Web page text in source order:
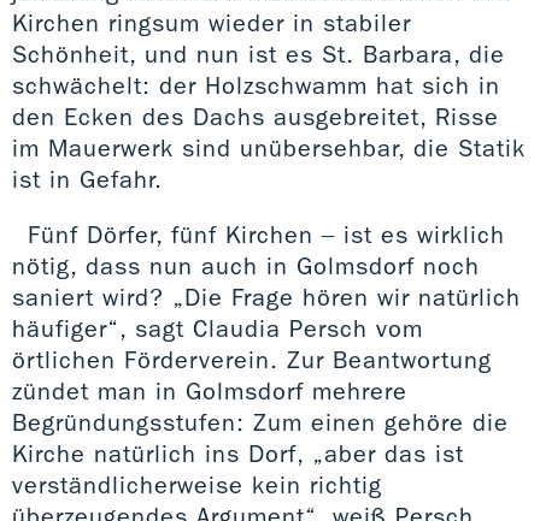
Kirchen ringsum wieder in stabiler
Schönheit, und nun ist es St. Barbara, die
schwächelt: der Holzschwamm hat sich in
den Ecken des Dachs ausgebreitet, Risse
im Mauerwerk sind unübersehbar, die Statik
ist in Gefahr.
Fünf Dörfer, fünf Kirchen – ist es wirklich
nötig, dass nun auch in Golmsdorf noch
saniert wird? „Die Frage hören wir natürlich
häufiger“, sagt Claudia Persch vom
örtlichen Förderverein. Zur Beantwortung
zündet man in Golmsdorf mehrere
Begründungsstufen: Zum einen gehöre die
Kirche natürlich ins Dorf, „aber das ist
verständlicherweise kein richtig